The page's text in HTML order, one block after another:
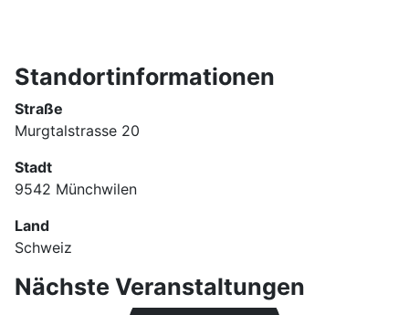
Standortinformationen
Straße
Murgtalstrasse 20
Stadt
9542 Münchwilen
Land
Schweiz
Nächste Veranstaltungen